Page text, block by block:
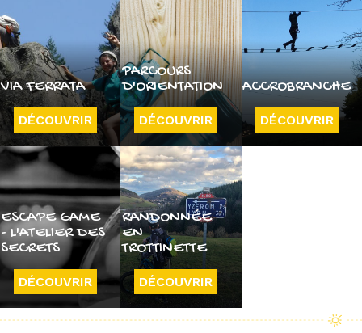
VIA FERRATA
DÉCOUVRIR
PARCOURS
D'ORIENTATION
DÉCOUVRIR
ACCROBRANCHE
DÉCOUVRIR
ESCAPE GAME
- L'ATELIER DES
SECRETS
DÉCOUVRIR
RANDONNÉE
EN
TROTTINETTE
DÉCOUVRIR